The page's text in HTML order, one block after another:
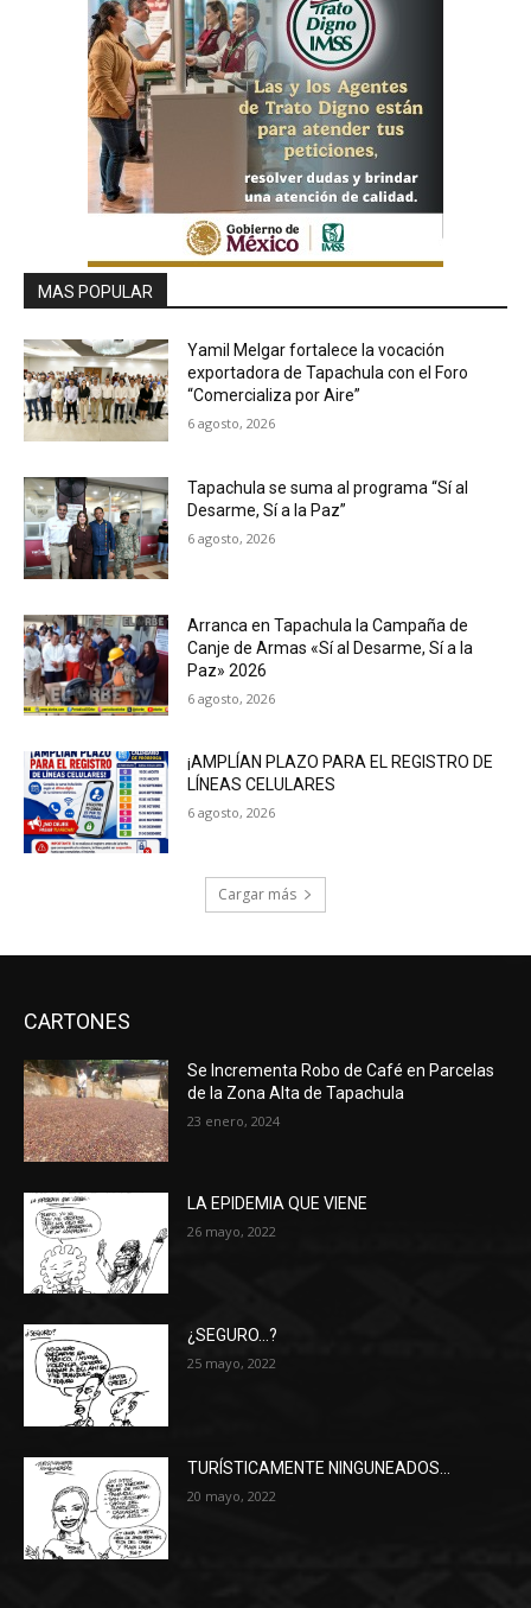
MAS POPULAR
Yamil Melgar fortalece la vocación
exportadora de Tapachula con el Foro
“Comercializa por Aire”
6 agosto, 2026
Tapachula se suma al programa “Sí al
Desarme, Sí a la Paz”
6 agosto, 2026
Arranca en Tapachula la Campaña de
Canje de Armas «Sí al Desarme, Sí a la
Paz» 2026
6 agosto, 2026
¡AMPLÍAN PLAZO PARA EL REGISTRO DE
LÍNEAS CELULARES
6 agosto, 2026
Cargar más
CARTONES
Se Incrementa Robo de Café en Parcelas
de la Zona Alta de Tapachula
23 enero, 2024
LA EPIDEMIA QUE VIENE
26 mayo, 2022
¿SEGURO…?
25 mayo, 2022
TURÍSTICAMENTE NINGUNEADOS…
20 mayo, 2022